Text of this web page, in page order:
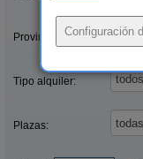
Provincias/Islas:
Tipo alquiler:
Plazas: